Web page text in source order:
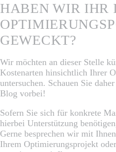
HABEN WIR IHR
GEWECKT?
Wir möchten an dieser Stelle
Kostenarten hinsichtlich Ihrer
untersuchen. Schauen Sie
Blog vorbei!
Sofern Sie sich für konkrete
hierbei Unterstützung
Gerne besprechen wir mit
Ihrem Optimierungsprojekt